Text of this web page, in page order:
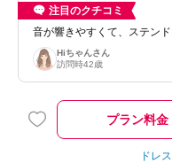
注目のクチコミ
音が響きやすくて、ステン
Hiちゃんさん
訪問時42歳
プラン料金
ドレ